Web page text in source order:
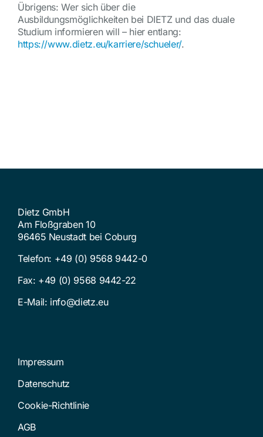
Übrigens: Wer sich über die
Ausbildungsmöglichkeiten bei DIETZ und das duale
Studium informieren will – hier entlang:
https://www.dietz.eu/karriere/schueler/.
Dietz GmbH
Am Floßgraben 10
96465 Neustadt bei Coburg
Telefon: +49 (0) 9568 9442-0
Fax: +49 (0) 9568 9442-22
E-Mail: info@dietz.eu
Impressum
Datenschutz
Cookie-Richtlinie
AGB